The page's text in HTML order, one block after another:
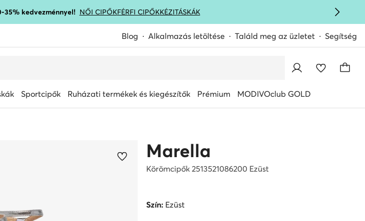
35% kedvezménnyel! NŐI CIPŐKFÉRFI CIPŐKKÉZITÁSKÁK
Blog Alkalmazás letöltése Találd meg az üzletet Segítség
Sportcipők Ruházati termékek és kiegészítők Prémium MODIVOclub GOLD
Marella
Körömcipők 2513521086200 Ezüst
Szín:Ezüst